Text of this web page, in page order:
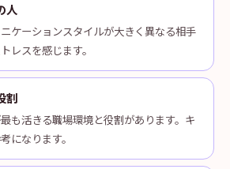
人
ケーションスタイルが大きく異なる相手
レスを感じます。
割
も活きる職場環境と役割があります。キ
になります。